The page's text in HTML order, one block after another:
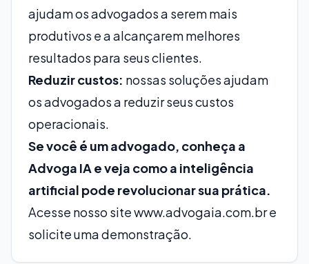
ajudam os advogados a serem mais
produtivos e a alcançarem melhores
resultados para seus clientes.
Reduzir custos: nossas soluções ajudam
os advogados a reduzir seus custos
operacionais.
Se você é um advogado, conheça a
Advoga IA e veja como a inteligência
artificial pode revolucionar sua prática.
Acesse nosso sitewww.advogaia.com.bre
solicite uma demonstração.